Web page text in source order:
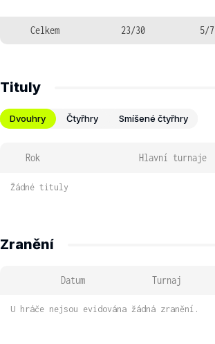
Celkem 23/30 5/7
Tituly
Dvouhry Čtyřhry Smíšené čtyřhry
Rok Hlavní turnaje
Žádné tituly
Zranění
Datum Turnaj
U hráče nejsou evidována žádná zranění.